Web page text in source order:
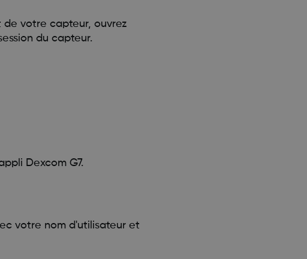
de votre capteur, ouvrez
du capteur.
Dexcom G7.
votre nom d'utilisateur et